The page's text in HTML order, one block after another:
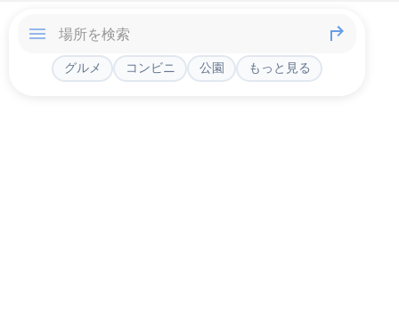
グルメ コンビニ 公園 もっと見る